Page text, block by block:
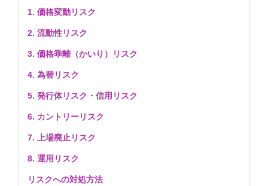
1. 価格変動リスク
2. 流動性リスク
3. 価格乖離（かいり）リスク
4. 為替リスク
5. 発行体リスク・信用リスク
6. カントリーリスク
7. 上場廃止リスク
8. 運用リスク
リスクへの対処方法